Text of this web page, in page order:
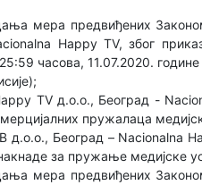
мера предвиђених
Happy TV, због
часова, 11.07.2020.
TV д.о.о., Београд -
пружалаца
Београд – Nacionalna
за пружање медијске
мера предвиђених